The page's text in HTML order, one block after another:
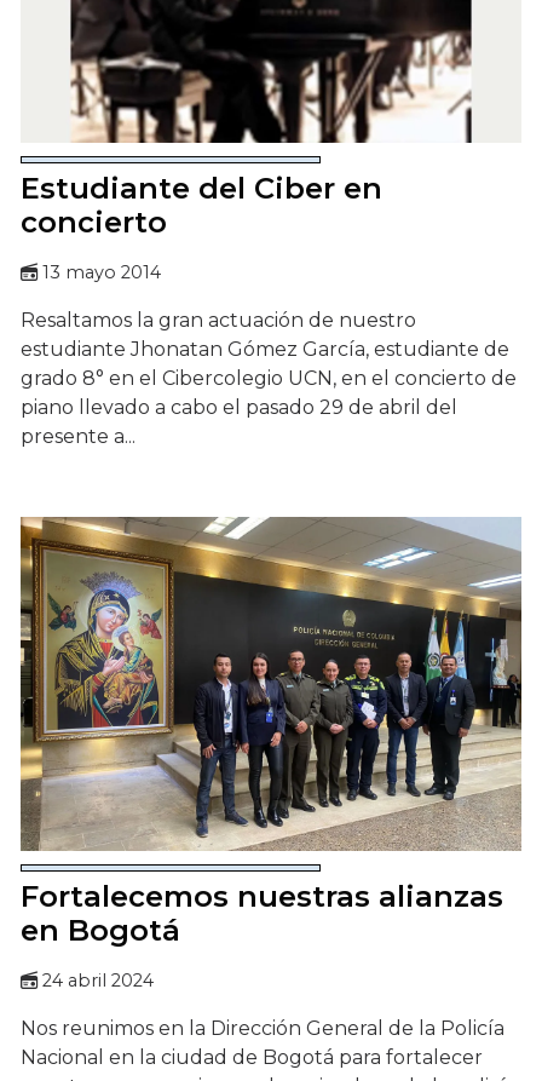
Estudiante del Ciber en
concierto
13 mayo 2014
Resaltamos la gran actuación de nuestro
estudiante Jhonatan Gómez García, estudiante de
grado 8° en el Cibercolegio UCN, en el concierto de
piano llevado a cabo el pasado 29 de abril del
presente a...
Fortalecemos nuestras alianzas
en Bogotá
24 abril 2024
Nos reunimos en la Dirección General de la Policía
Nacional en la ciudad de Bogotá para fortalecer